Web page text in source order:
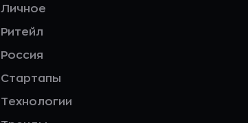
Личное
Ритейл
Россия
Стартапы
Технологии